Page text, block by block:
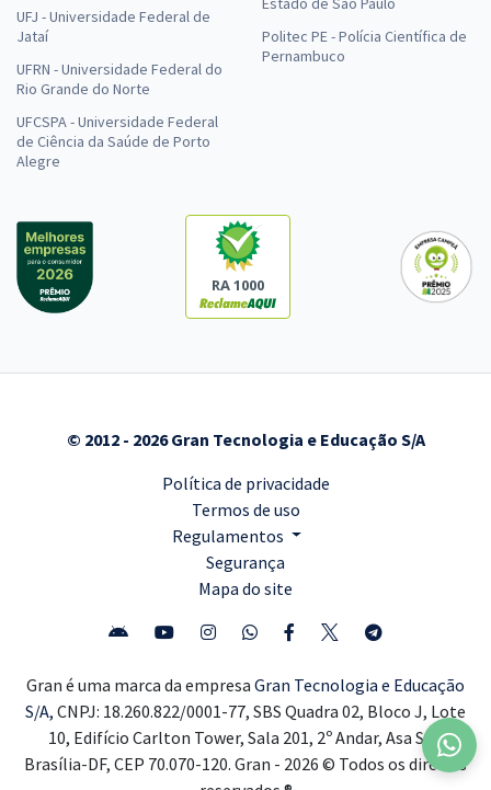
UFJ - Universidade Federal de
Jataí
UFRN - Universidade Federal do
Rio Grande do Norte
UFCSPA - Universidade Federal
de Ciência da Saúde de Porto
Alegre
Politec PE - Polícia Científica de
Pernambuco
RA 1000
© 2012 - 2026 Gran Tecnologia e Educação S/A
Política de privacidade
Termos de uso
Regulamentos
Segurança
Mapa do site
Gran é uma marca da empresa Gran Tecnologia e Educação
S/A, CNPJ: 18.260.822/0001-77, SBS Quadra 02, Bloco J, Lote
10, Edifício Carlton Tower, Sala 201, 2º Andar, Asa Sul,
Brasília-DF, CEP 70.070-120. Gran - 2026 © Todos os direitos